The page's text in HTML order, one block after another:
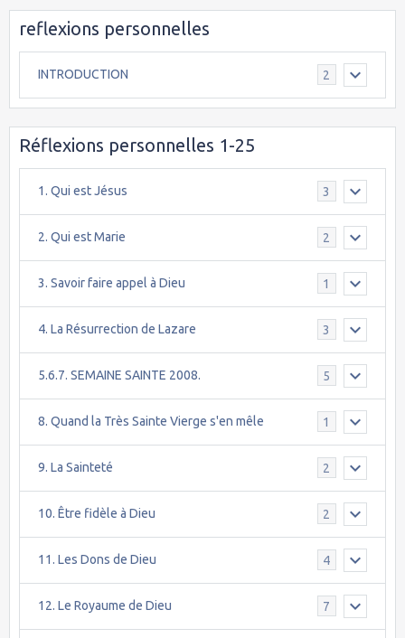
reflexions personnelles
INTRODUCTION 2
Réflexions personnelles 1-25
1. Qui est Jésus 3
2. Qui est Marie 2
3. Savoir faire appel à Dieu 1
4. La Résurrection de Lazare 3
5.6.7. SEMAINE SAINTE 2008. 5
8. Quand la Très Sainte Vierge s'en mêle 1
9. La Sainteté 2
10. Être fidèle à Dieu 2
11. Les Dons de Dieu 4
12. Le Royaume de Dieu 7